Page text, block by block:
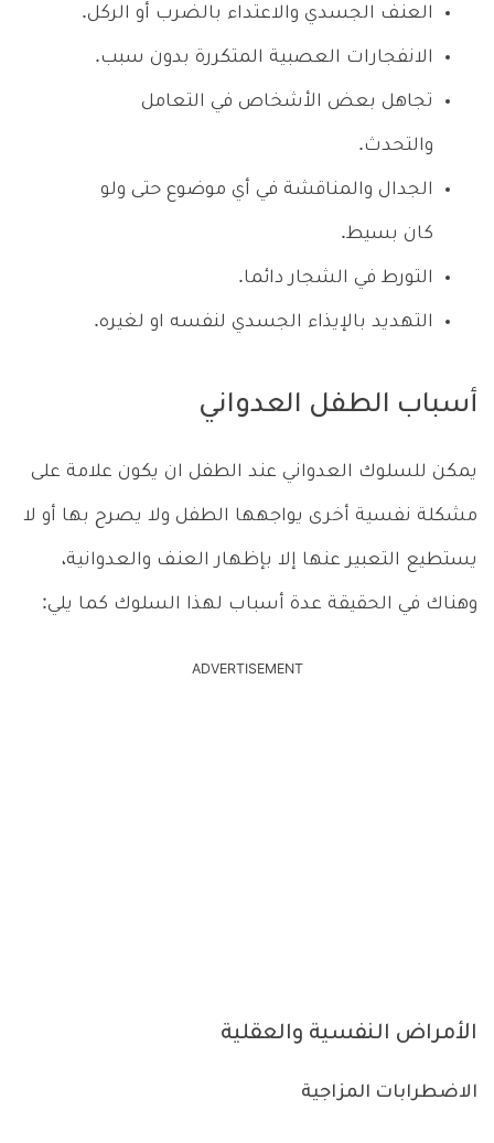
العنف الجسدي والاعتداء بالضرب أو الركل.
الانفجارات العصبية المتكررة بدون سبب.
تجاهل بعض الأشخاص في التعامل
والتحدث.
الجدال والمناقشة في أي موضوع حتى ولو
كان بسيط.
التورط في الشجار دائما.
التهديد بالإيذاء الجسدي لنفسه او لغيره.
أسباب الطفل العدواني
يمكن للسلوك العدواني عند الطفل ان يكون علامة على
مشكلة نفسية أخرى يواجهها الطفل ولا يصرح بها أو لا
يستطيع التعبير عنها إلا بإظهار العنف والعدوانية،
وهناك في الحقيقة عدة أسباب لهذا السلوك كما يلي:
ADVERTISEMENT
الأمراض النفسية والعقلية
الاضطرابات المزاجية